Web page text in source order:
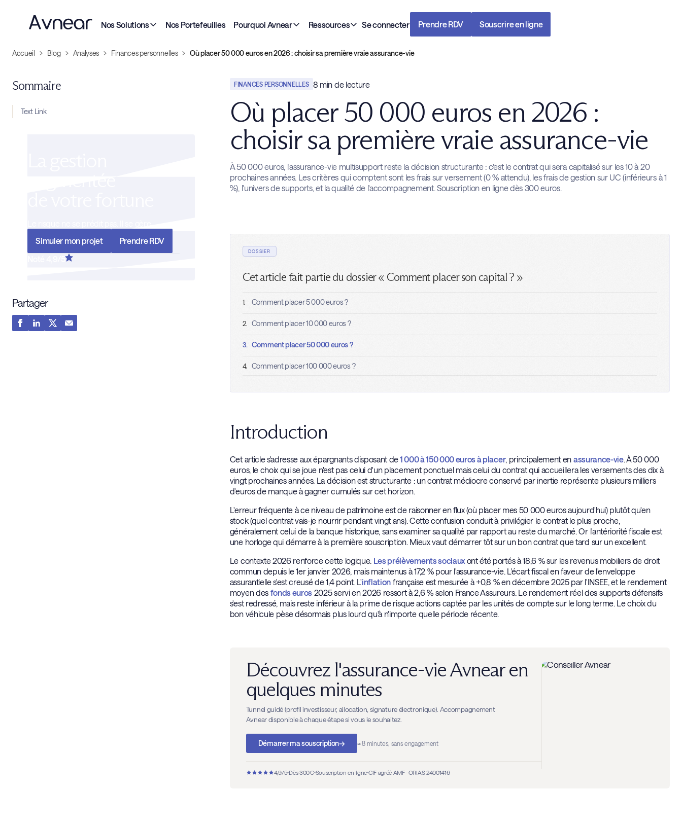
Nos Solutions Nos Portefeuilles Pourquoi Avnear Ressources Se connecter Prendre RDV Souscrire en ligne
Accueil Blog Analyses Finances personnelles Où placer 50 000 euros en 2026 : choisir sa première vraie assurance-vie
Sommaire
Text Link
Simuler mon projet
Prendre RDV
Noté 4,9/5
Partager
FINANCES PERSONNELLES 8 min de lecture
Où placer 50 000 euros en 2026 :
choisir sa première vraie assurance-vie
À 50 000 euros, l'assurance-vie multisupport reste la décision structurante : c'est le contrat qui sera capitalisé sur les 10 à 20
prochaines années. Les critères qui comptent sont les frais sur versement (0 % attendu), les frais de gestion sur UC (inférieurs à 1
%), l'univers de supports, et la qualité de l'accompagnement. Souscription en ligne dès 300 euros.
DOSSIER
Cet article fait partie du dossier « Comment placer son capital ? »
1. Comment placer 5 000 euros ?
2. Comment placer 10 000 euros ?
3. Comment placer 50 000 euros ?
4. Comment placer 100 000 euros ?
Introduction
Cet article s'adresse aux épargnants disposant de1 000 à 150 000 euros à placer, principalement en assurance-vie. À 50 000
euros, le choix qui se joue n'est pas celui d'un placement ponctuel mais celui du contrat qui accueillera les versements des dix à
vingt prochaines années. La décision est structurante : un contrat médiocre conservé par inertie représente plusieurs milliers
d'euros de manque à gagner cumulés sur cet horizon.
L'erreur fréquente à ce niveau de patrimoine est de raisonner en flux (où placer mes 50 000 euros aujourd'hui) plutôt qu'en
stock (quel contrat vais-je nourrir pendant vingt ans). Cette confusion conduit à privilégier le contrat le plus proche,
généralement celui de la banque historique, sans examiner sa qualité par rapport au reste du marché. Or l'antériorité fiscale est
une horloge qui démarre à la première souscription. Mieux vaut démarrer tôt sur un bon contrat que tard sur un excellent.
Le contexte 2026 renforce cette logique. Les prélèvements sociauxont été portés à 18,6 % sur les revenus mobiliers de droit
commun depuis le 1er janvier 2026, mais maintenus à 17,2 % pour l'assurance-vie. L'écart fiscal en faveur de l'enveloppe
assurantielle s'est creusé de 1,4 point. L'inflation française est mesurée à +0,8 % en décembre 2025 par l'INSEE, et le rendement
moyen des fonds euros 2025 servi en 2026 ressort à 2,6 % selon France Assureurs. Le rendement réel des supports défensifs
s'est redressé, mais reste inférieur à la prime de risque actions captée par les unités de compte sur le long terme. Le choix du
bon véhicule pèse désormais plus lourd qu'à n'importe quelle période récente.
Découvrez l'assurance-vie Avnear en
quelques minutes
Tunnel guidé (profil investisseur, allocation, signature électronique). Accompagnement
Avnear disponible à chaque étape si vous le souhaitez.
Démarrer ma souscription→ ≈ 8 minutes, sans engagement
4,9/5 Dès 300€ Souscription en ligne CIF agréé AMF · ORIAS 24001416